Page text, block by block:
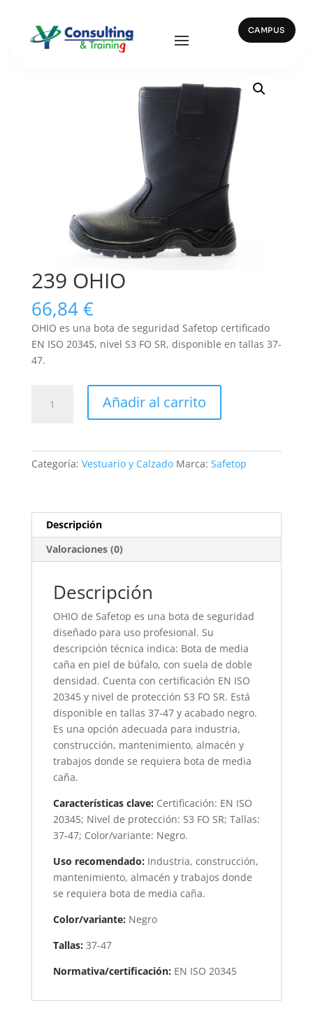
CAMPUS
Inicio Vestuario y Calzado / 239 OHIO
239 OHIO
66,84€
OHIO es una bota de seguridad Safetop certificado
EN ISO 20345, nivel S3 FO SR, disponible en tallas 37-
47.
OHIO
Añadir al carrito
Categoría: Vestuario y Calzado Marca: Safetop
Descripción
Valoraciones (0)
Descripción
OHIO de Safetop es una bota de seguridad
diseñado para uso profesional. Su
descripción técnica indica: Bota de media
caña en piel de búfalo, con suela de doble
densidad. Cuenta con certificación EN ISO
20345 y nivel de protección S3 FO SR. Está
disponible en tallas 37-47 y acabado negro.
Es una opción adecuada para industria,
construcción, mantenimiento, almacén y
trabajos donde se requiera bota de media
caña.
Características clave: Certificación: EN ISO
20345; Nivel de protección: S3 FO SR; Tallas:
37-47; Color/variante: Negro.
Uso recomendado: Industria, construcción,
mantenimiento, almacén y trabajos donde
se requiera bota de media caña.
Color/variante: Negro
Tallas: 37-47
Normativa/certificación: EN ISO 20345